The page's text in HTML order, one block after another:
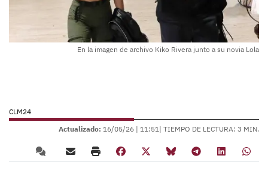
En la imagen de archivo Kiko Rivera junto a su novia Lola
CLM24
Actualizado: 16/05/26 | 11:51| TIEMPO DE LECTURA: 3 MIN.